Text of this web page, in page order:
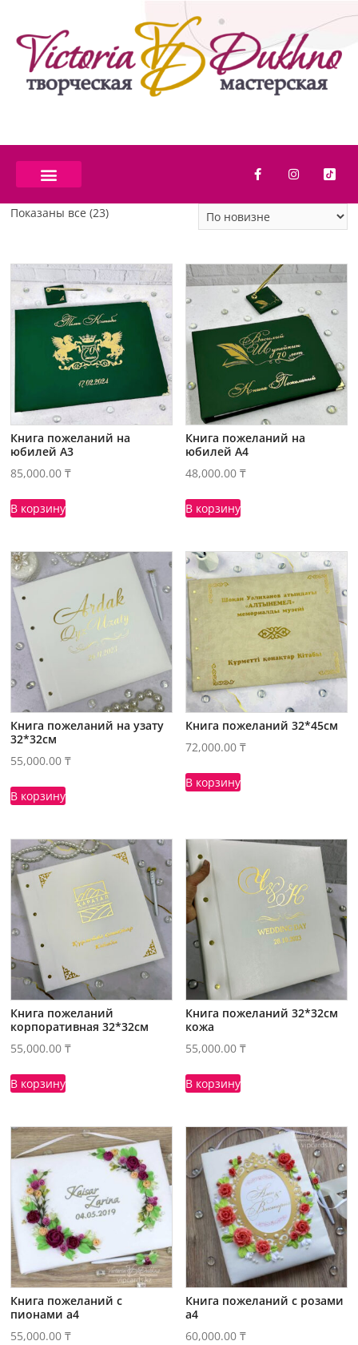
Показаны все (23)
Книга пожеланий на
юбилей А3
85,000.00₸
В корзину
Книга пожеланий на
юбилей А4
48,000.00₸
В корзину
Книга пожеланий на узату
32*32см
55,000.00₸
В корзину
Книга пожеланий 32*45см
72,000.00₸
В корзину
Книга пожеланий
корпоративная 32*32см
55,000.00₸
В корзину
Книга пожеланий 32*32см
кожа
55,000.00₸
В корзину
Книга пожеланий с
пионами а4
55,000.00₸
Книга пожеланий с розами
а4
60,000.00₸